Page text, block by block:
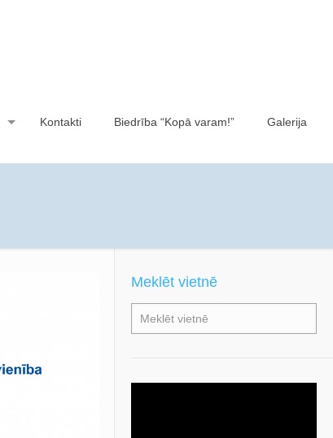
Kontakti Biedrība “Kopā varam!” Galerija
Meklēt vietnē